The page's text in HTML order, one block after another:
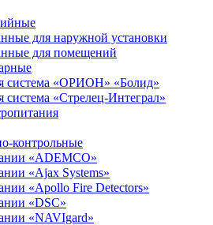
для наружной установки
для помещений
система «ОРИОН» «Болид»
система «Стрелец-Интеграл»
контрольные
«ADEMCO»
«Ajax Systems»
«Apollo Fire Detectors»
«DSC»
«NAVIgard»